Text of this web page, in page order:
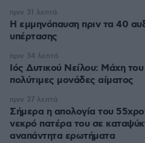
Η εμμηνόπαυση πριν τα 40
υπέρτασης
πριν 31 λεπτά
Ιός Δυτικού Νείλου: Μάχη
πολύτιμες μονάδες αίματος
πριν 34 λεπτά
Σήμερα η απολογία του
νεκρό πατέρα του σε
αναπάντητα ερωτήματα
πριν 37 λεπτά